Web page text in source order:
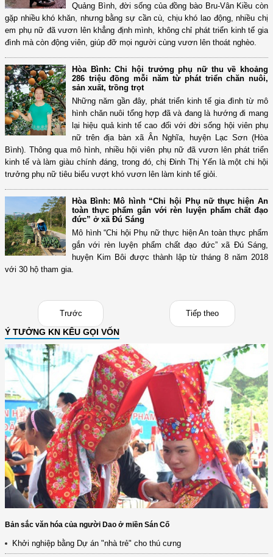
Quảng Bình, đời sống của đồng bào Bru-Vân Kiều còn
gặp nhiều khó khăn, nhưng bằng sự cần cù, chịu khó lao động, nhiều chị
em phụ nữ đã vươn lên khẳng định mình, không chỉ phát triển kinh tế gia
đình mà còn động viên, giúp đỡ mọi người cùng vươn lên thoát nghèo.
Hòa Bình: Chi hội trưởng phụ nữ thu về khoảng
286 triệu đồng mỗi năm từ phát triển chăn nuôi,
sản xuất, trồng trọt
Những năm gần đây, phát triển kinh tế gia đình từ mô
hình chăn nuôi tổng hợp đã và đang là hướng đi mang
lại hiệu quả kinh tế cao đối với đời sống hội viên phụ
nữ trên địa bàn xã Ân Nghĩa, huyện Lạc Sơn (Hòa
Bình). Thông qua mô hình, nhiều hội viên phụ nữ đã vươn lên phát triển
kinh tế và làm giàu chính đáng, trong đó, chị Đinh Thị Yến là một chi hội
trưởng phụ nữ tiêu biểu vượt khó vươn lên làm kinh tế giỏi.
Hòa Bình: Mô hình “Chi hội Phụ nữ thực hiện An
toàn thực phẩm gắn với rèn luyện phẩm chất đạo
đức” ở xã Đú Sáng
Mô hình “Chi hội Phụ nữ thực hiện An toàn thực phẩm
gắn với rèn luyện phẩm chất đạo đức” xã Đú Sáng,
huyện Kim Bôi được thành lập từ tháng 8 năm 2018
với 30 hộ tham gia.
Trước Tiếp theo
Ý TƯỞNG KN KÊU GỌI VỐN
Bản sắc văn hóa của người Dao ở miền Sán Cố
Khởi nghiệp bằng Dự án "nhà trẻ" cho thú cưng